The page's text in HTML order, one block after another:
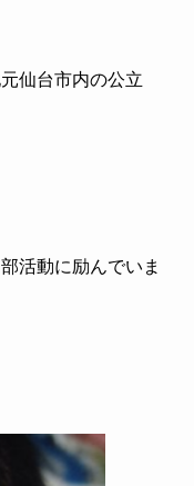
仙台市内の公立
活動に励んでいま